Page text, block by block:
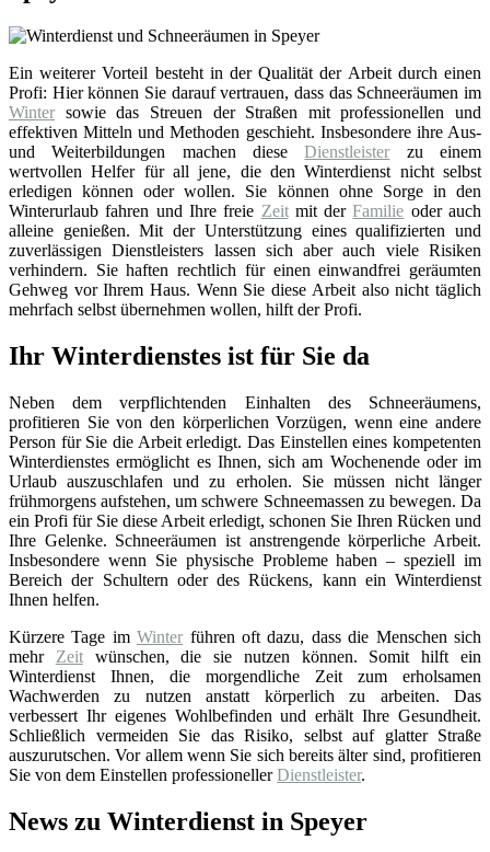
Ein weiterer Vorteil besteht in der Qualität der Arbeit durch einen
Profi: Hier können Sie darauf vertrauen, dass das Schneeräumen im
Winter sowie das Streuen der Straßen mit professionellen und
effektiven Mitteln und Methoden geschieht. Insbesondere ihre Aus-
und Weiterbildungen machen dieseDienstleister zu einem
wertvollen Helfer für all jene, die den Winterdienst nicht selbst
erledigen können oder wollen. Sie können ohne Sorge in den
Winterurlaub fahren und Ihre freie Zeitmit derFamilie oder auch
alleine genießen. Mit der Unterstützung eines qualifizierten und
zuverlässigen Dienstleisters lassen sich aber auch viele Risiken
verhindern. Sie haften rechtlich für einen einwandfrei geräumten
Gehweg vor Ihrem Haus. Wenn Sie diese Arbeit also nicht täglich
mehrfach selbst übernehmen wollen, hilft der Profi.
Ihr Winterdienstes ist für Sie da
Neben dem verpflichtenden Einhalten des Schneeräumens,
profitieren Sie von den körperlichen Vorzügen, wenn eine andere
Person für Sie die Arbeit erledigt. Das Einstellen eines kompetenten
Winterdienstes ermöglicht es Ihnen, sich am Wochenende oder im
Urlaub auszuschlafen und zu erholen. Sie müssen nicht länger
frühmorgens aufstehen, um schwere Schneemassen zu bewegen. Da
ein Profi für Sie diese Arbeit erledigt, schonen Sie Ihren Rücken und
Ihre Gelenke. Schneeräumen ist anstrengende körperliche Arbeit.
Insbesondere wenn Sie physische Probleme haben – speziell im
Bereich der Schultern oder des Rückens, kann ein Winterdienst
Ihnen helfen.
Kürzere Tage imWinter führen oft dazu, dass die Menschen sich
mehr Zeitwünschen, die sie nutzen können. Somit hilft ein
Winterdienst Ihnen, die morgendliche Zeit zum erholsamen
Wachwerden zu nutzen anstatt körperlich zu arbeiten. Das
verbessert Ihr eigenes Wohlbefinden und erhält Ihre Gesundheit.
Schließlich vermeiden Sie das Risiko, selbst auf glatter Straße
auszurutschen. Vor allem wenn Sie sich bereits älter sind, profitieren
Sie von dem Einstellen professionellerDienstleister.
News zu Winterdienst in Speyer